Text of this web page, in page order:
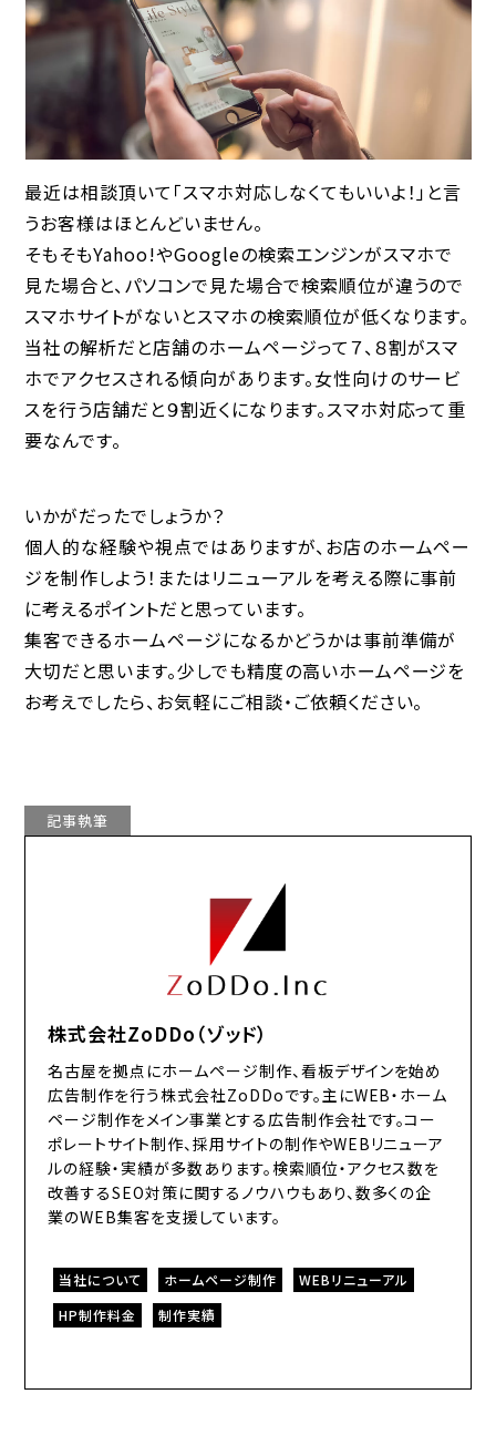
最近は相談頂いて「スマホ対応しなくてもいいよ！」と言
うお客様はほとんどいません。
そもそもYahoo!やGoogleの検索エンジンがスマホで
見た場合と、パソコンで見た場合で検索順位が違うので
スマホサイトがないとスマホの検索順位が低くなります。
当社の解析だと店舗のホームページって７、８割がスマ
ホでアクセスされる傾向があります。女性向けのサービ
スを行う店舗だと９割近くになります。スマホ対応って重
要なんです。
いかがだったでしょうか？
個人的な経験や視点ではありますが、お店のホームペー
ジを制作しよう！またはリニューアルを考える際に事前
に考えるポイントだと思っています。
集客できるホームページになるかどうかは事前準備が
大切だと思います。少しでも精度の高いホームページを
お考えでしたら、お気軽にご相談・ご依頼ください。
記事執筆
株式会社ZoDDo（ゾッド）
名古屋を拠点にホームページ制作、看板デザインを始め
広告制作を行う株式会社ZoDDoです。主にWEB・ホーム
ページ制作をメイン事業とする広告制作会社です。コー
ポレートサイト制作、採用サイトの制作やWEBリニューア
ルの経験・実績が多数あります。検索順位・アクセス数を
改善するSEO対策に関するノウハウもあり、数多くの企
業のWEB集客を支援しています。
当社について ホームページ制作
WEBリニューアル
HP制作料金
制作実績